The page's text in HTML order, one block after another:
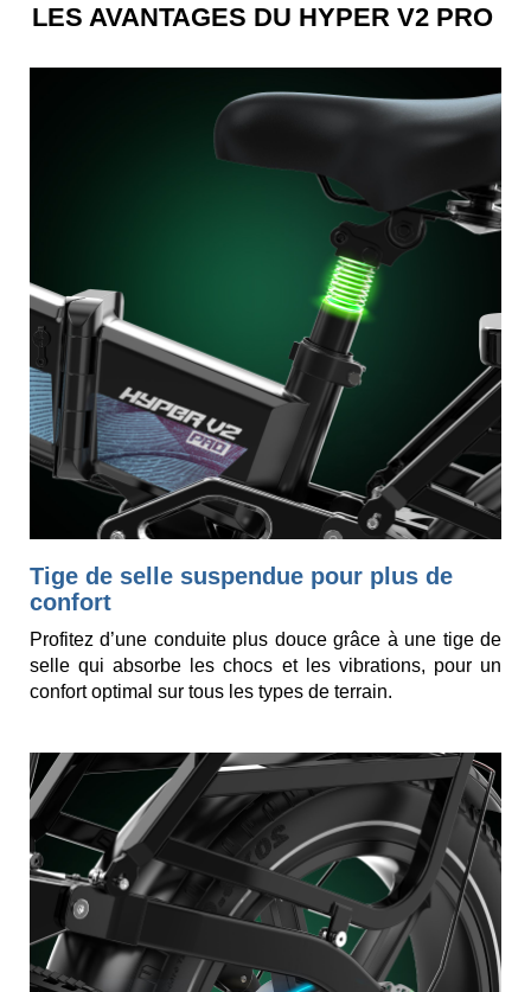
LES AVANTAGES DU HYPER V2 PRO
Tige de selle suspendue pour plus de
confort
Profitez d’une conduite plus douce grâce à une tige de
selle qui absorbe les chocs et les vibrations, pour un
confort optimal sur tous les types de terrain.